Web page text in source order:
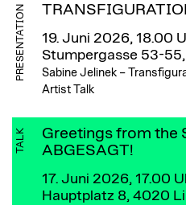
PRESENTATION 19. Juni 2026, 18.00
Stumpergasse 53-
Sabine Jelinek –
Artist Talk
TALK
Greetings from the
ABGESAGT!
17. Juni 2026, 17.00
Hauptplatz 8, 4020